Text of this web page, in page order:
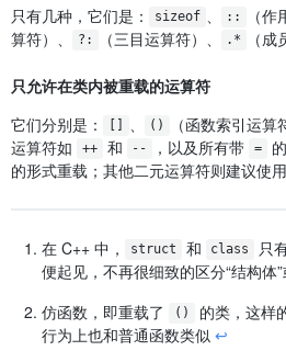
只有几种，它们是：
sizeof :: （
算符）、
?: （三目运算符）、 .* （
只允许在类内被重载的运算符
它们分别是：
() （函数索引运算
运算符如
++ 和 -- ，以及所有带 =
的形式重载；其他二元运算符则建议使
在 C++ 中， struct 和 class
只
便起见，不再很细致的区分“结构体
仿函数，即重载了
()
的类，这样
行为上也和普通函数类似 ↩